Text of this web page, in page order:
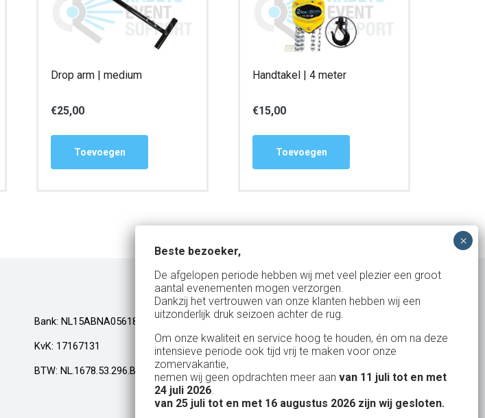
Drop arm | medium
€25,00
Toevoegen
Handtakel | 4 meter
€15,00
Toevoegen
Top!
Al een aantal jaar huren wij in Geldrop
een kamphuis met vrienden. We huren
Bank: NL15ABNA0561810710
KvK: 17167131
BTW: NL.1678.53.296.B01
Uw partner in:
Evenementen verhuur
Beste bezoeker,
De afgelopen periode hebben wij met veel plezier een groot
aantal evenementen mogen verzorgen.
Dankzij het vertrouwen van onze klanten hebben wij een
uitzonderlijk druk seizoen achter de rug.
Om onze kwaliteit en service hoog te houden, én om na deze
intensieve periode ook tijd vrij te maken voor onze
zomervakantie,
nemen wij geen opdrachten meer aan van 11 juli tot en met
24 juli 2026.
van 25 juli tot en met 16 augustus 2026 zijn wij gesloten.